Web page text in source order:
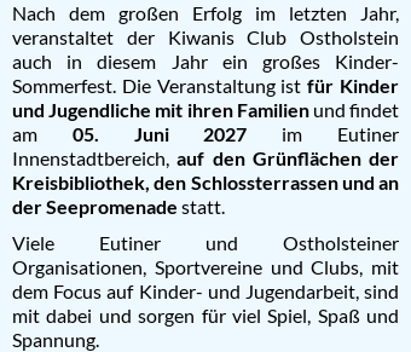
Nach dem großen Erfolg im letzten Jahr,
veranstaltet der Kiwanis Club Ostholstein
auch in diesem Jahr ein großes Kinder-
Sommerfest. Die Veranstaltung istfür Kinder
und Jugendliche mit ihren Familienund findet
am 05. Juni 2027 im Eutiner
Innenstadtbereich,auf den Grünflächen der
Kreisbibliothek, den Schlossterrassen und an
der Seepromenade statt.
Viele Eutiner und Ostholsteiner
Organisationen, Sportvereine und Clubs, mit
dem Focus auf Kinder- und Jugendarbeit, sind
mit dabei und sorgen für viel Spiel, Spaß und
Spannung.